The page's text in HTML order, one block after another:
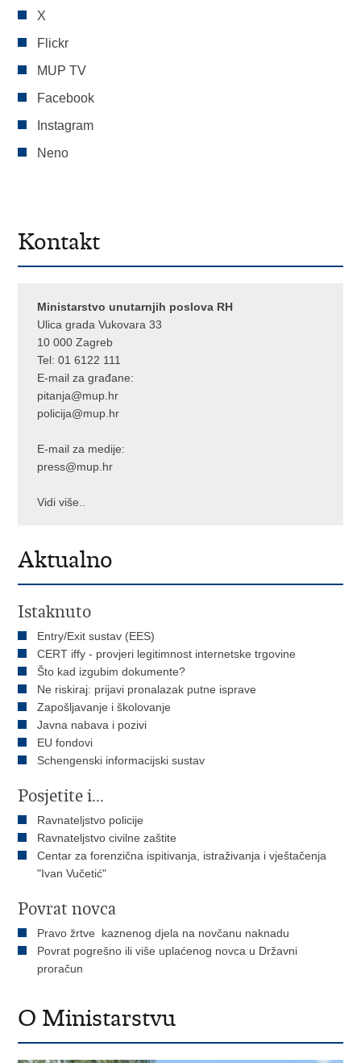
X
Flickr
MUP TV
Facebook
Instagram
Neno
Kontakt
Ministarstvo unutarnjih poslova RH
Ulica grada Vukovara 33
10 000 Zagreb
Tel:01 6122 111
E-mail za građane:
pitanja@mup.hr
policija@mup.hr
E-mail za medije:
press@mup.hr
Vidi više..
Aktualno
Istaknuto
Entry/Exit sustav (EES)
CERT iffy - provjeri legitimnost internetske trgovine
Što kad izgubim dokumente?
Ne riskiraj: prijavi pronalazak putne isprave
Zapošljavanje i školovanje
Javna nabava i pozivi
EU fondovi
Schengenski informacijski sustav
Posjetite i...
Ravnateljstvo policije
Ravnateljstvo civilne zaštite
Centar za forenzična ispitivanja, istraživanja i vještačenja
"Ivan Vučetić"
Povrat novca
Pravo žrtve kaznenog djela na novčanu naknadu
Povrat pogrešno ili više uplaćenog novca u Državni
proračun
O Ministarstvu